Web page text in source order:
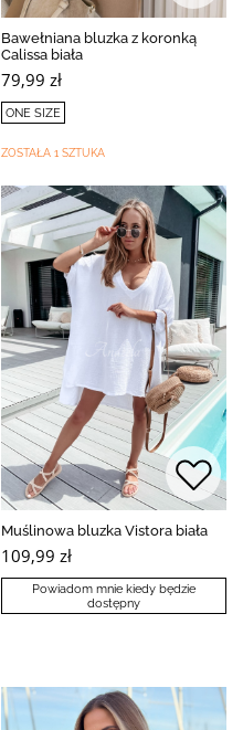
Bawełniana bluzka z koronką
Calissa biała
79,99 zł
ONE SIZE
ZOSTAŁA 1 SZTUKA
Muślinowa bluzka Vistora biała
109,99 zł
Powiadom mnie kiedy będzie
dostępny